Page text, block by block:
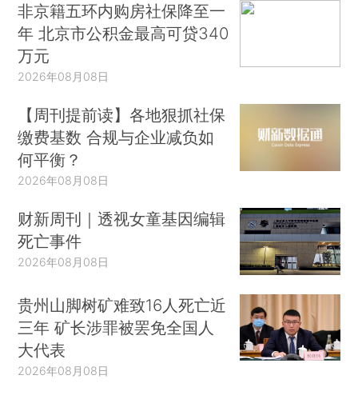
非京籍五环内购房社保降至一
年 北京市公积金最高可贷340
万元
2026年08月08日
【周刊提前读】各地狠抓社保
缴费基数 合规与企业减负如
何平衡？
2026年08月08日
财新周刊｜透视女童基因编辑
死亡事件
2026年08月08日
贵州山脚树矿难致16人死亡近
三年 矿长涉罪被罢免全国人
大代表
2026年08月08日